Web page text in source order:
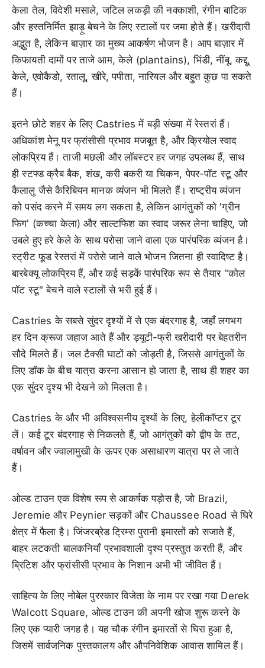
केला तेल, विदेशी मसाले, जटिल लकड़ी की नक्काशी, रंगीन बाटिक
और हस्तनिर्मित झाड़ू बेचने के लिए स्टालों पर जमा होते हैं। खरीदारी
अद्भुत है, लेकिन बाज़ार का मुख्य आकर्षण भोजन है। आप बाज़ार में
किफायती दामों पर ताजे आम, केले (plantains), भिंडी, नींबू, कद्दू,
केले, एवोकैडो, रतालू, खीरे, पपीता, नारियल और बहुत कुछ पा सकते
हैं।
इतने छोटे शहर के लिए Castries में बड़ी संख्या में रेस्तरां हैं।
अधिकांश मेनू पर फ्रांसीसी प्रभाव मजबूत है, और क्रियोल स्वाद
लोकप्रिय हैं। ताजी मछली और लॉबस्टर हर जगह उपलब्ध हैं, साथ
ही स्टफ्ड क्रैब बैक, शंख, करी बकरी या चिकन, पेपर-पॉट स्टू और
कैलालु जैसे कैरिबियन मानक व्यंजन भी मिलते हैं। राष्ट्रीय व्यंजन
को पसंद करने में समय लग सकता है, लेकिन आगंतुकों को 'ग्रीन
फिग' (कच्चा केला) और साल्टफिश का स्वाद जरूर लेना चाहिए, जो
उबले हुए हरे केले के साथ परोसा जाने वाला एक पारंपरिक व्यंजन है।
स्ट्रीट फूड रेस्तरां में परोसे जाने वाले भोजन जितना ही स्वादिष्ट है।
बारबेक्यू लोकप्रिय हैं, और कई सड़कें पारंपरिक रूप से तैयार "कोल
पॉट स्टू" बेचने वाले स्टालों से भरी हुई हैं।
Castries के सबसे सुंदर दृश्यों में से एक बंदरगाह है, जहाँ लगभग
हर दिन क्रूज जहाज आते हैं और ड्यूटी-फ्री खरीदारी पर बेहतरीन
सौदे मिलते हैं। जल टैक्सी घाटों को जोड़ती है, जिससे आगंतुकों के
लिए डॉक के बीच यात्रा करना आसान हो जाता है, साथ ही शहर का
एक सुंदर दृश्य भी देखने को मिलता है।
Castries के और भी अविश्वसनीय दृश्यों के लिए, हेलीकॉप्टर टूर
लें। कई टूर बंदरगाह से निकलते हैं, जो आगंतुकों को द्वीप के तट,
वर्षावन और ज्वालामुखी के ऊपर एक असाधारण यात्रा पर ले जाते
हैं।
ओल्ड टाउन एक विशेष रूप से आकर्षक पड़ोस है, जो Brazil,
Jeremie और Peynier सड़कों और Chaussee Road से घिरे
क्षेत्र में फैला है। जिंजरब्रेड ट्रिम्स पुरानी इमारतों को सजाते हैं,
बाहर लटकती बालकनियाँ प्रभावशाली दृश्य प्रस्तुत करती हैं, और
ब्रिटिश और फ्रांसीसी प्रभाव के निशान अभी भी जीवित हैं।
साहित्य के लिए नोबेल पुरस्कार विजेता के नाम पर रखा गया Derek
Walcott Square, ओल्ड टाउन की अपनी खोज शुरू करने के
लिए एक प्यारी जगह है। यह चौक रंगीन इमारतों से घिरा हुआ है,
जिसमें सार्वजनिक पुस्तकालय और औपनिवेशिक आवास शामिल हैं।